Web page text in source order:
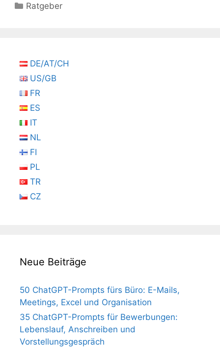
Kategorien
Ratgeber
DE/AT/CH
US/GB
FR
ES
IT
NL
FI
PL
TR
CZ
Neue Beiträge
50 ChatGPT-Prompts fürs Büro: E-Mails,
Meetings, Excel und Organisation
35 ChatGPT-Prompts für Bewerbungen:
Lebenslauf, Anschreiben und
Vorstellungsgespräch